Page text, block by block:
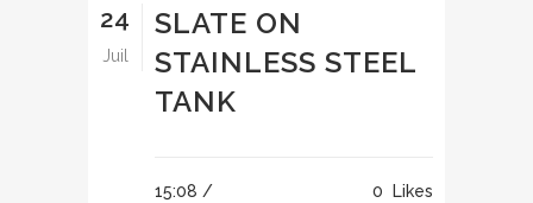
24
Juil
SLATE ON
STAINLESS STEEL
TANK
15:08 /
0
Likes